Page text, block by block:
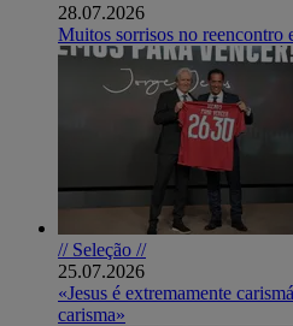
28.07.2026
Muitos sorrisos no reencontro
// Seleção //
25.07.2026
«Jesus é extremamente
carisma»